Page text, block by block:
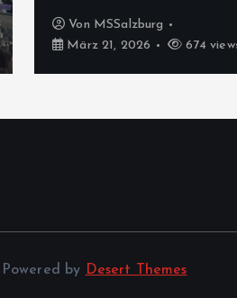
Von MSSalzburg
März 21, 2026
674
by Desert Themes